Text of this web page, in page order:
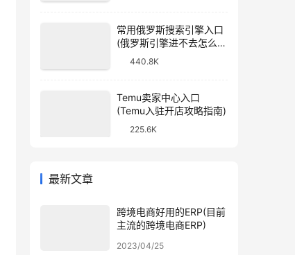
常用俄罗斯搜索引擎入口
(俄罗斯引擎进不去怎么
440.8K
Temu卖家中心入口
(Temu入驻开店攻略指南)
225.6K
最新文章
跨境电商好用的ERP(目前
主流的跨境电商ERP)
2023/04/25